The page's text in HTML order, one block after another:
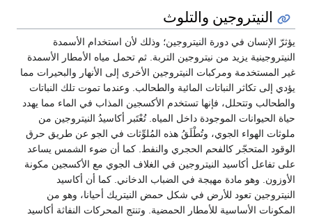
النيتروجين والتلوث
يؤثرّ الإنسان في دورة النيتروجين؛ وذلك لأن استخدام الأسمدة
النيتروجينية يزيد من نيتروجين التربة. ثم تحمل مياه الأمطار الأسمدة
غير المستخدمة ومركبات النيتروجين الأخرى إلى الأنهار والبحيرات مما
يؤدي إلى تكاثر النباتات المائية والطحالب. وعندما تموت تلك النباتات
والطحالب وتتحلل، فإنها تستخدم الأكسجين المذاب في الماء مما يهدد
حياة الحيوانات الموجودة داخل المياه. تُعْتَبر أكاسيدُ النيتروجين من
ملوثات الهواء الجوي، وتُطْلَقُ هذه المُلوِّثات في الجو عن طريق حرق
الوقود المتحجّر كالفحم الحجري والنفط. كما أن ضوء الشمس يساعد
على تفاعل أكاسيد النيتروجين في الغلاف الجوي مع الأكسجين مكونة
الأوزون. وهو مادة مهيجة في الضباب الدخاني. كما أن أكاسيد
النيتروجين تعود للأرض في شكل حمض النيتريك أحيانا، وهو من
المكونات الأساسية للأمطار الحمضية. وتنتج المحركات النفاثة أكاسيد